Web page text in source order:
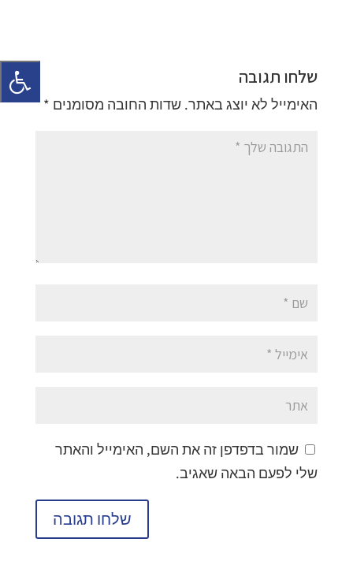
שלחו תגובה
האימייל לא יוצג באתר. שדות החובה מסומנים *
שמור בדפדפן זה את השם, האימייל והאתר
שלי לפעם הבאה שאגיב.